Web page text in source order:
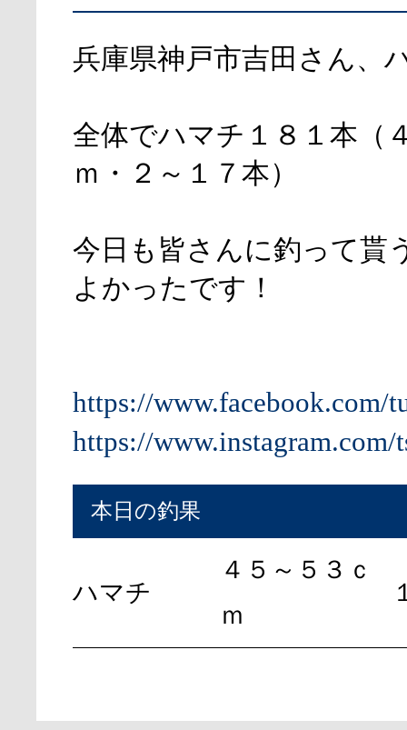
兵庫県神戸市吉田さん、
全体でハマチ１８１本（
ｍ・２～１７本）
今日も皆さんに釣って貰
よかったです！
https://www.facebook.com/
https://www.instagram.com/
本日の釣果
ハマチ
４５～５３ｃ
ｍ